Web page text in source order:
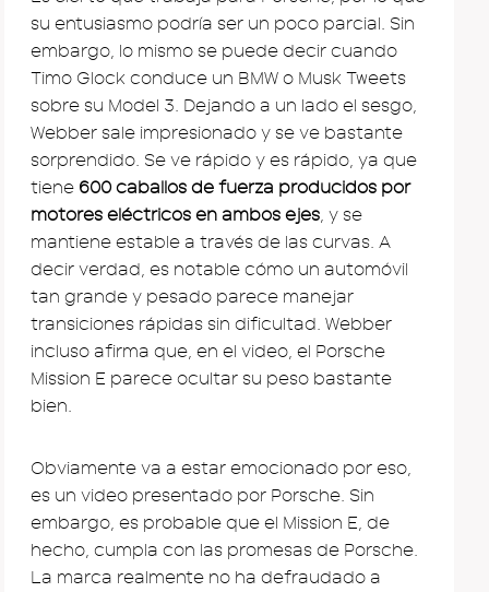
su entusiasmo podría ser un poco parcial. Sin
embargo, lo mismo se puede decir cuando
Timo Glock conduce un BMW o Musk Tweets
sobre su Model 3. Dejando a un lado el sesgo,
Webber sale impresionado y se ve bastante
sorprendido. Se ve rápido y es rápido, ya que
tiene 600 caballos de fuerza producidos por
motores eléctricos en ambos ejes, y se
mantiene estable a través de las curvas. A
decir verdad, es notable cómo un automóvil
tan grande y pesado parece manejar
transiciones rápidas sin dificultad. Webber
incluso afirma que, en el video, el Porsche
Mission E parece ocultar su peso bastante
bien.
Obviamente va a estar emocionado por eso,
es un video presentado por Porsche. Sin
embargo, es probable que el Mission E, de
hecho, cumpla con las promesas de Porsche.
La marca realmente no ha defraudado a